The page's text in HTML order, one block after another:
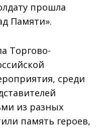
прошла
Памяти».
Торгово-
среди
из разных
память героев,